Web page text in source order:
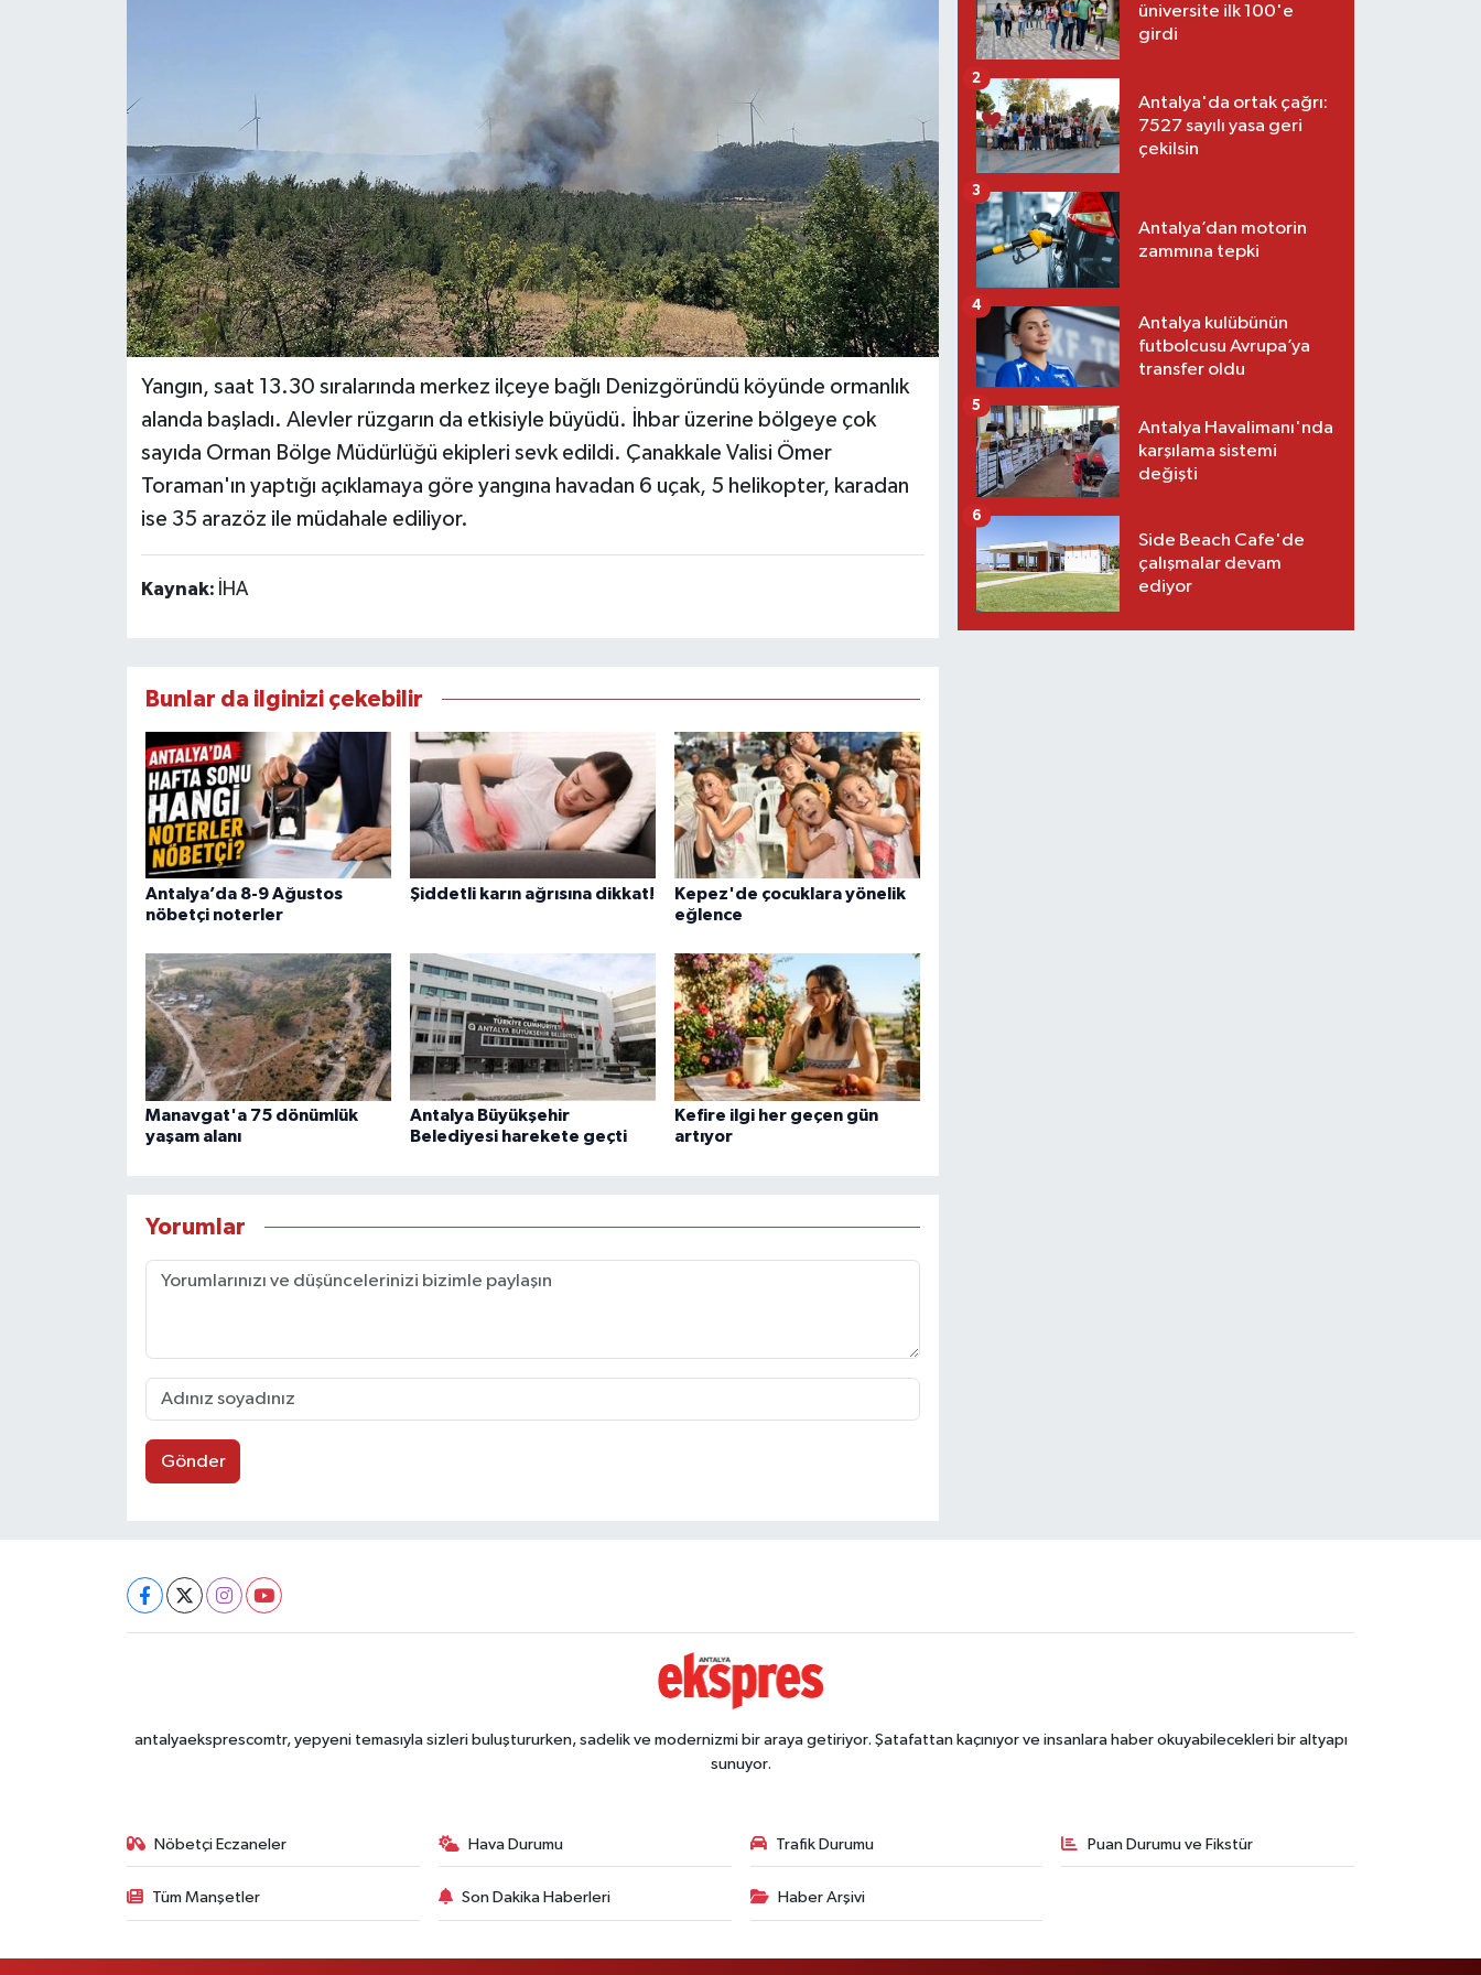
Yangın, saat 13.30 sıralarında merkez ilçeye bağlı Denizgöründü köyünde ormanlık
alanda başladı. Alevler rüzgarın da etkisiyle büyüdü. İhbar üzerine bölgeye çok
sayıda Orman Bölge Müdürlüğü ekipleri sevk edildi. Çanakkale Valisi Ömer
Toraman'ın yaptığı açıklamaya göre yangına havadan 6 uçak, 5 helikopter, karadan
ise 35 arazöz ile müdahale ediliyor.
Kaynak: İHA
Bunlar da ilginizi çekebilir
Antalya’da 8-9 Ağustos
nöbetçi noterler
Şiddetli karın ağrısına dikkat!
Kepez'de çocuklara yönelik
eğlence
Manavgat'a 75 dönümlük
yaşam alanı
Antalya Büyükşehir
Belediyesi harekete geçti
Kefire ilgi her geçen gün
artıyor
Yorumlar
Gönder
üniversite ilk 100'e
girdi
Antalya'da ortak çağrı:
7527 sayılı yasa geri
çekilsin
2
Antalya’dan motorin
zammına tepki
3
Antalya kulübünün
futbolcusu Avrupa’ya
transfer oldu
4
Antalya Havalimanı'nda
karşılama sistemi
değişti
5
Side Beach Cafe'de
çalışmalar devam
ediyor
6
antalyaeksprescomtr, yepyeni temasıyla sizleri buluştururken, sadelik ve modernizmi bir araya getiriyor. Şatafattan kaçınıyor ve insanlara haber okuyabilecekleri bir altyapı
sunuyor.
Nöbetçi Eczaneler Hava Durumu Trafik Durumu Puan Durumu ve Fikstür
Tüm Manşetler Son Dakika Haberleri Haber Arşivi
TURİZM
RÖPORTAJ
VİDEO HABERLER
YAZARLAR
RESMİ İLAN
MAGAZİN